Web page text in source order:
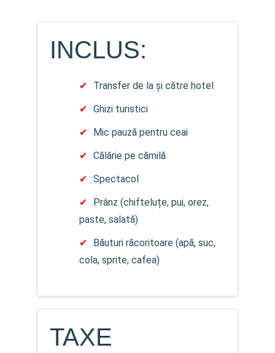
INCLUS:
Transfer de la și către hotel
Ghizi turistici
Mic pauză pentru ceai
Călărie pe cămilă
Spectacol
Prânz (chifteluțe, pui, orez,
paste, salată)
Băuturi răcoritoare (apă, suc,
cola, sprite, cafea)
TAXE